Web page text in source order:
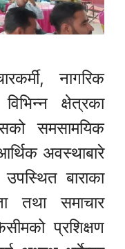
नागरिक
क्षेत्रका
समसामयिक
अवस्थाबारे
बाराका
तथा समाचार
प्रशिक्षण